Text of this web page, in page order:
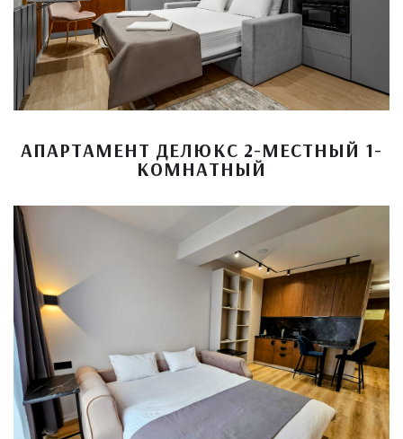
АПАРТАМЕНТ ДЕЛЮКС 2-МЕСТНЫЙ 1-
КОМНАТНЫЙ